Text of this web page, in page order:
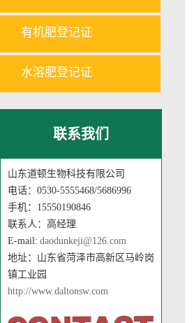
有机肥登记证
水溶肥登记证
联系我们
山东道顿生物科技有限公司
电话：0530-5555468/5686996
手机：15550190846
联系人：高经理
E-mail: daodunkeji@126.com
地址：山东省菏泽市高新区马岭岗
镇工业园
http://www.daltonsw.com